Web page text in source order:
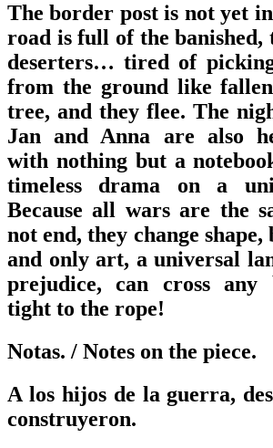
The border post is not yet
road is full of the banished,
deserters… tired of
from the ground like
tree, and they flee. The
Jan and Anna are also
with nothing but a
timeless drama on a
Because all wars are the
not end, they change shape,
and only art, a universal
prejudice, can cross any
tight to the rope!
Notas. / Notes on the piece.
A los hijos de la guerra,
construyeron.